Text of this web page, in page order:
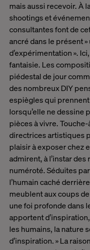
mais aussi recevoir. À
shootings et
consultantes font de
ancré dans le présent
d’expérimentation ».
fantaisie. Les
piédestal de jour
des nombreux DIY
espiègles qui
lorsqu’elle ne dessine
pièces à vivre.
directrices artistiques
plaisir à exposer chez
admirent, à l’instar
numéroté. Séduites
l’humain caché
meublent aux coups
une foi profonde dans
apportent
les humains, la nature
d’inspiration. » La